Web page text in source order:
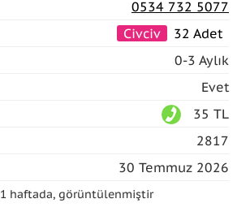
0534 732 5077
Civciv
32 Adet
0-3 Aylık
Evet
35 TL
2817
30 Temmuz 2026
1 haftada, görüntülenmiştir